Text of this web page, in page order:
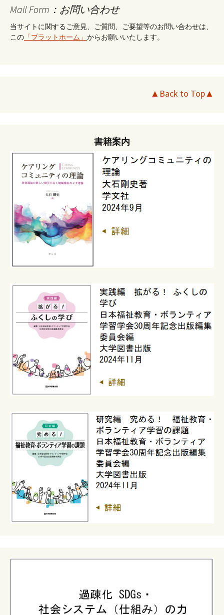
Mail Form：お問い合わせ
当サイトに関するご意見、ご質問、ご要望等のお問い合わせは、
この 「プラットホーム」 からお願いいたします。
▲Back to Top▲
書籍案内